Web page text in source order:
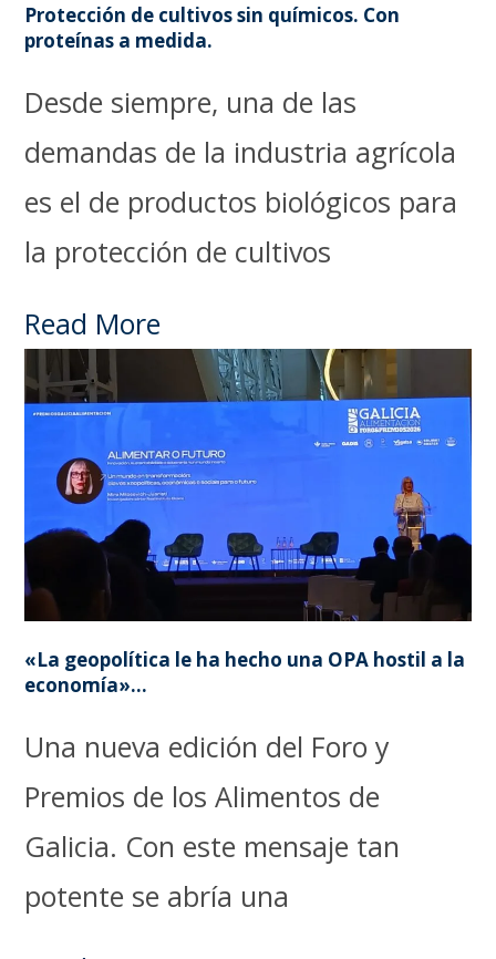
Protección de cultivos sin químicos. Con
proteínas a medida.
Desde siempre, una de las
demandas de la industria agrícola
es el de productos biológicos para
la protección de cultivos
Read More
«La geopolítica le ha hecho una OPA hostil a la
economía»…
Una nueva edición del Foro y
Premios de los Alimentos de
Galicia. Con este mensaje tan
potente se abría una